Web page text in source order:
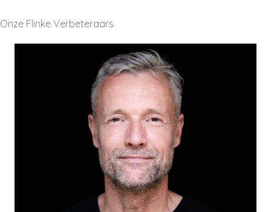
Onze Flinke Verbeteraars
Barry Popma is founder van Flink Veranderen en
heeft ruim 20 jaar ervaring in het leidinggeven
aan verandering in de VVT, revalidatie en
ziekenhuiszorg.